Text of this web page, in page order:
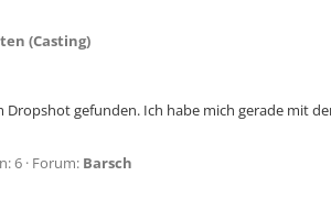
(Casting)
gefunden. Ich habe mich gerade mit
6 Forum: Barsch